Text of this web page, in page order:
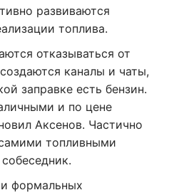
развиваются
топлива.
отказываться от
каналы и чаты,
заправке есть бензин.
и по цене
Аксенов. Частично
топливными
формальных